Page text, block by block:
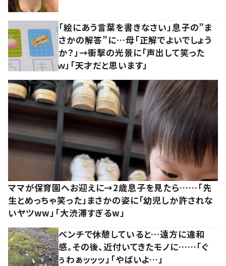
「絵にあう言葉を書きなさい」息子の”ま
さかの解答”に…母「正解でよいでしょう
か？」→衝撃の光景に「声出して笑った
ｗ」「天才だと思います」
ママが保育園へお迎えに→2歳息子を見たら……「先
生とめっちゃ笑った」まさかの姿に「幼児しか許されな
いヤツww」「大渋滞すぎるw」
ベンチで休憩していると…遠方に違和
感。その後、近付いてきたモノに……「ぐ
ぅわぁッッッ」「やばいよ…」